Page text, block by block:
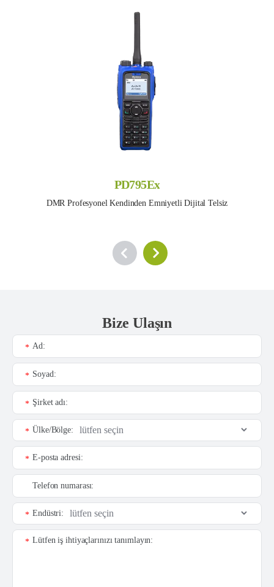
PD795Ex
DMR Profesyonel Kendinden Emniyetli Dijital Telsiz
Bize Ulaşın
Ad:
*
Soyad:
*
Şirket adı:
*
Ülke/Bölge:
*
E-posta adresi:
*
Telefon numarası:
Endüstri:
*
Lütfen iş ihtiyaçlarınızı tanımlayın:
*